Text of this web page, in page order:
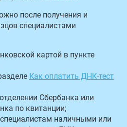
после получения и
специалистами
картой в пункте
Как оплатить ДНК-тест
Сбербанка или
по квитанции;
наличными или